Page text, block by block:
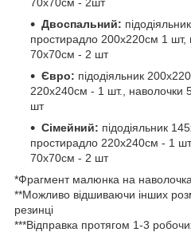
Двоспальний:
простирадло 200х220см 1
70х70см - 2 шт
Євро: підодіяльник
220х240см - 1 шт., наволочки
шт
Сімейний: підодіяльник
простирадло 220х240см - 1
70х70см - 2 шт
*Фрагмент малюнка на
**Можливо відшиваючи інших
резинці
***Відправка протягом 1-3